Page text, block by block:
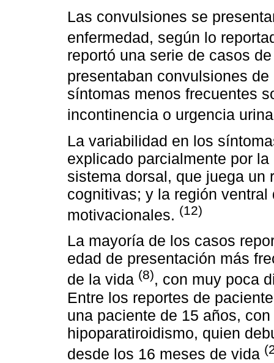
Las convulsiones se
enfermedad, según lo
reportó una serie de casos
presentaban convulsiones
síntomas menos frecuentes
incontinencia o urgencia
La variabilidad en los
explicado parcialmente por
sistema dorsal, que juega un
cognitivas; y la región
motivacionales. (12)
La mayoría de los casos
edad de presentación más
de la vida (8), con muy poca
Entre los reportes de
una paciente de 15 años,
hipoparatiroidismo, quien
desde los 16 meses de vida